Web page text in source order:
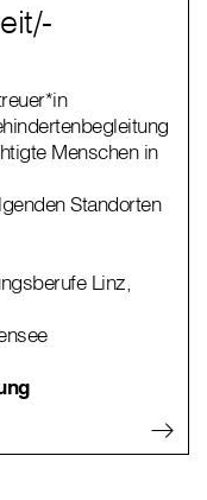
Menschen in
Standorten
Linz,